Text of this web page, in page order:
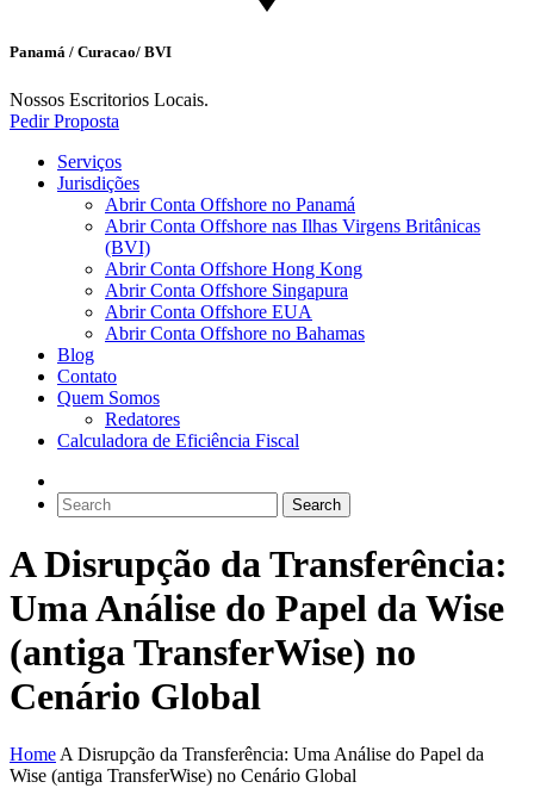
Panamá / Curacao/ BVI
Nossos Escritorios Locais.
Pedir Proposta
Serviços
Jurisdições
Abrir Conta Offshore no Panamá
Abrir Conta Offshore nas Ilhas Virgens Britânicas
(BVI)
Abrir Conta Offshore Hong Kong
Abrir Conta Offshore Singapura
Abrir Conta Offshore EUA
Abrir Conta Offshore no Bahamas
Blog
Contato
Quem Somos
Redatores
Calculadora de Eficiência Fiscal
A Disrupção da Transferência:
Uma Análise do Papel da Wise
(antiga TransferWise) no
Cenário Global
Home A Disrupção da Transferência: Uma Análise do Papel da
Wise (antiga TransferWise) no Cenário Global